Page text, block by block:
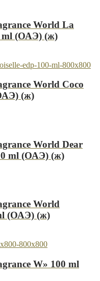
World La
ml (ОАЭ) (ж)
World Coco
(ж)
World Dear
ml (ОАЭ) (ж)
World
(ОАЭ) (ж)
W» 100 ml